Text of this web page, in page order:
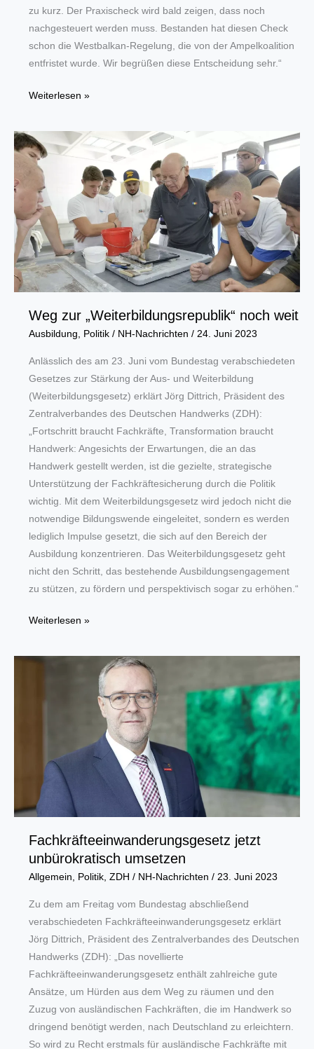
zu kurz. Der Praxischeck wird bald zeigen, dass noch
nachgesteuert werden muss. Bestanden hat diesen Check
schon die Westbalkan-Regelung, die von der Ampelkoalition
entfristet wurde. Wir begrüßen diese Entscheidung sehr.“
Deutsches
Fachkräfteeinwanderungsgesetz
muss
sich
der
Praxis
erst
beweisen
Weiterlesen »
Weg zur „Weiterbildungsrepublik“ noch weit
Ausbildung, Politik/ NH-Nachrichten / 24. Juni 2023
Anlässlich des am 23. Juni vom Bundestag verabschiedeten
Gesetzes zur Stärkung der Aus- und Weiterbildung
(Weiterbildungsgesetz) erklärt Jörg Dittrich, Präsident des
Zentralverbandes des Deutschen Handwerks (ZDH):
„Fortschritt braucht Fachkräfte, Transformation braucht
Handwerk: Angesichts der Erwartungen, die an das
Handwerk gestellt werden, ist die gezielte, strategische
Unterstützung der Fachkräftesicherung durch die Politik
wichtig. Mit dem Weiterbildungsgesetz wird jedoch nicht die
notwendige Bildungswende eingeleitet, sondern es werden
lediglich Impulse gesetzt, die sich auf den Bereich der
Ausbildung konzentrieren. Das Weiterbildungsgesetz geht
nicht den Schritt, das bestehende Ausbildungsengagement
zu stützen, zu fördern und perspektivisch sogar zu erhöhen.“
Weg
„Weiterbildungsrepublik“
Weiterlesen »
Fachkräfteeinwanderungsgesetz jetzt
unbürokratisch umsetzen
Allgemein, Politik, ZDH / NH-Nachrichten / 23. Juni 2023
Zu dem am Freitag vom Bundestag abschließend
verabschiedeten Fachkräfteeinwanderungsgesetz erklärt
Jörg Dittrich, Präsident des Zentralverbandes des Deutschen
Handwerks (ZDH): „Das novellierte
Fachkräfteeinwanderungsgesetz enthält zahlreiche gute
Ansätze, um Hürden aus dem Weg zu räumen und den
Zuzug von ausländischen Fachkräften, die im Handwerk so
dringend benötigt werden, nach Deutschland zu erleichtern.
So wird zu Recht erstmals für ausländische Fachkräfte mit